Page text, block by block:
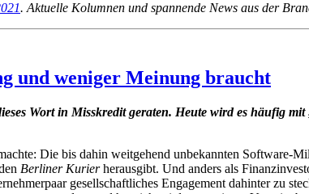
. Aktuelle Kolumnen und spannende News aus der
und weniger Meinung braucht
Wort in Miss­kre­dit geraten. Heute wird es häufig
Die bis dahin weit­ge­hend unbe­kann­ten
Ber­li­ner Kurierher­aus­gibt. Und anders als
gesell­schaft­li­ches Enga­ge­ment dahin­ter zu